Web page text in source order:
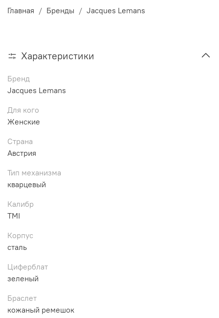
Главная Бренды Jacques Lemans
Характеристики
Бренд
Jacques Lemans
Для кого
Женские
Страна
Австрия
Тип механизма
кварцевый
Калибр
TMI
Корпус
сталь
Циферблат
зеленый
Браслет
кожаный ремешок